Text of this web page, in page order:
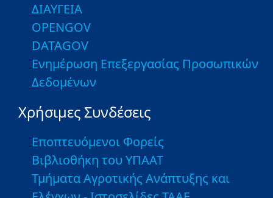
ΔΙΑΥΓΕΙΑ
OPENGOV
DATAGOV
Ενημέρωση Επεξεργασίας Προσωπικών
Δεδομένων
Χρήσιμες Συνδέσεις
Εποπτευόμενοι Φορείς
Βιβλιοθήκη του ΥΠΑΑΤ
Τμήματα Αγροτικής Ανάπτυξης και